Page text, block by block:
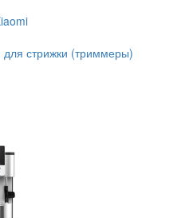
стрижки (триммеры)